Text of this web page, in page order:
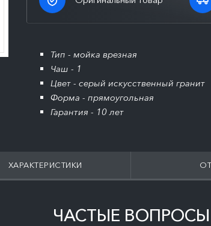
Тип - мойка врезная
Чаш - 1
Цвет - серый искусственный гранит
Форма - прямоугольная
Гарантия - 10 лет
ХАРАКТЕРИСТИКИ
ЧАСТЫЕ ВОПРОСЫ